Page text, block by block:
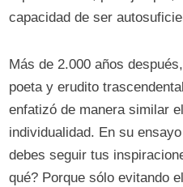
capacidad de ser
Más de 2.000 años
poeta y erudito
enfatizó de manera similar
individualidad. En su
debes seguir tus
qué? Porque sólo evitando